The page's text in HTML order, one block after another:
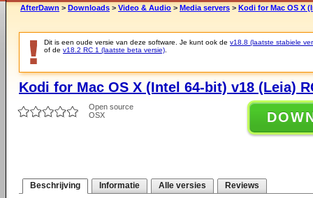
AfterDawn > Downloads > Video & Audio > Media servers > Kodi for Mac OS X
Dit is een oude versie van deze software. Je kunt ook de v18.8 (laatste stabiele
of de v18.2 RC 1 (laatste beta versie)
Kodi for Mac OS X (Intel 64-bit) v18 (Leia)
Open source
OSX
Beschrijving Informatie Alle versies Reviews